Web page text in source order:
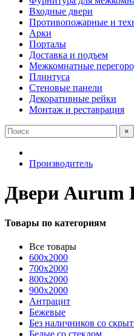
Входные двери
Противопожарные и
Арки
Порталы
Доставка и подъем
Межкомнатные
Плинтуса
Стеновые панели
Декоративные рейки
Монтаж и реставрация
×
Производитель
Двери Aurum
Товары по категориям
Все товары
600x2000
700x2000
800x2000
900x2000
Антрацит
Бежевые
Без наличников со